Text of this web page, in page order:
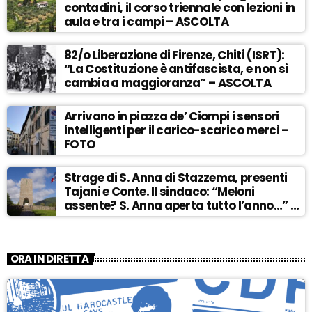
contadini, il corso triennale con lezioni in
aula e tra i campi – ASCOLTA
82/o Liberazione di Firenze, Chiti (ISRT):
“La Costituzione è antifascista, e non si
cambia a maggioranza” – ASCOLTA
Arrivano in piazza de’ Ciompi i sensori
intelligenti per il carico-scarico merci –
FOTO
Strage di S. Anna di Stazzema, presenti
Tajani e Conte. Il sindaco: “Meloni
assente? S. Anna aperta tutto l’anno…” –
ASCOLTA
ORA IN DIRETTA